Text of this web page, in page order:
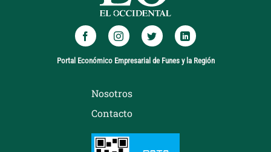
Portal Económico Empresarial de Funes y la Región
Nosotros
Contacto